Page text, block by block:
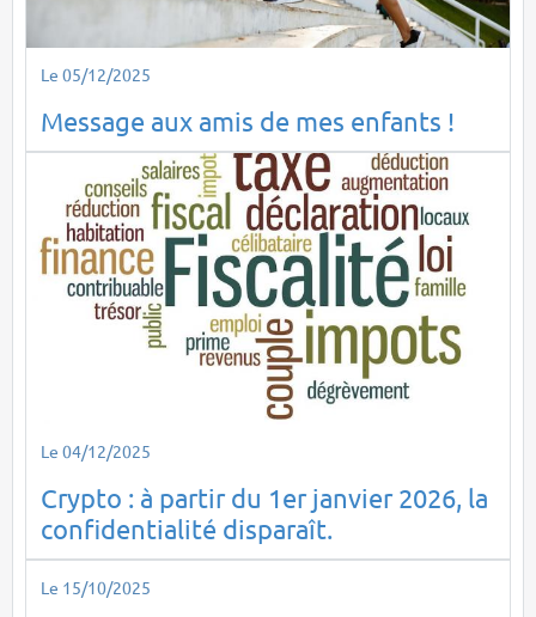
Le 05/12/2025
Message aux amis de mes enfants !
Le 04/12/2025
Crypto : à partir du 1er janvier 2026, la
confidentialité disparaît.
Le 15/10/2025